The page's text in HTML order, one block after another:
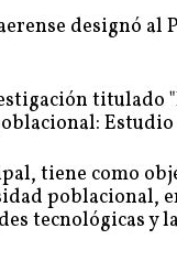
designó al
titulado
tiene como
poblacional,
tecnológicas y